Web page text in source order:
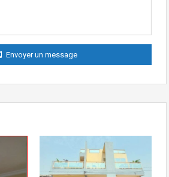
Envoyer un message